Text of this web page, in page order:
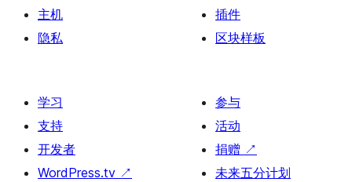
主机
隐私
插件
区块样板
学习
支持
开发者
WordPress.tv ↗
参与
活动
捐赠 ↗
未来五分计划